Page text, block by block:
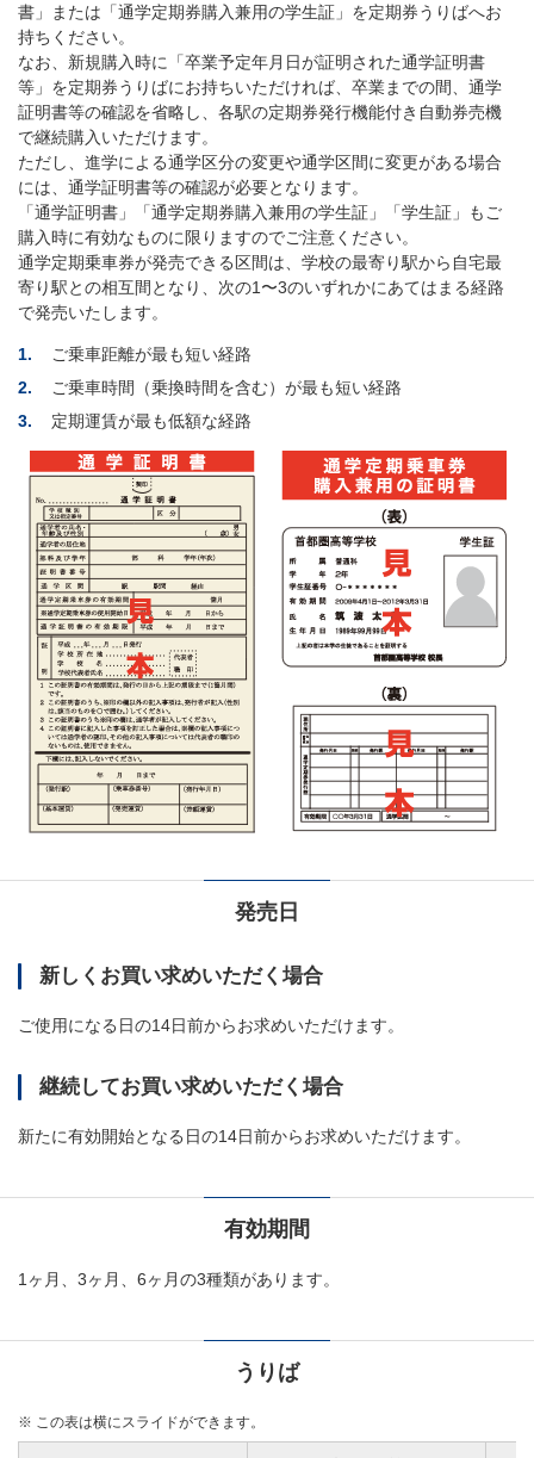
書」または「通学定期券購入兼用の学生証」を定期券うりばへお
持ちください。
なお、新規購入時に「卒業予定年月日が証明された通学証明書
等」を定期券うりばにお持ちいただければ、卒業までの間、通学
証明書等の確認を省略し、各駅の定期券発行機能付き自動券売機
で継続購入いただけます。
ただし、進学による通学区分の変更や通学区間に変更がある場合
には、通学証明書等の確認が必要となります。
「通学証明書」「通学定期券購入兼用の学生証」「学生証」もご
購入時に有効なものに限りますのでご注意ください。
通学定期乗車券が発売できる区間は、学校の最寄り駅から自宅最
寄り駅との相互間となり、次の1〜3のいずれかにあてはまる経路
で発売いたします。
1.
ご乗車距離が最も短い経路
2.
ご乗車時間（乗換時間を含む）が最も短い経路
3.
定期運賃が最も低額な経路
発売日
新しくお買い求めいただく場合
ご使用になる日の14日前からお求めいただけます。
継続してお買い求めいただく場合
新たに有効開始となる日の14日前からお求めいただけます。
有効期間
1ヶ月、3ヶ月、6ヶ月の3種類があります。
うりば
※ この表は横にスライドができます。